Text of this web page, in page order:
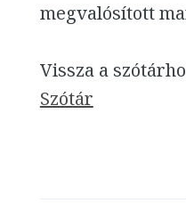
megvalósított
Vissza a
Szótár